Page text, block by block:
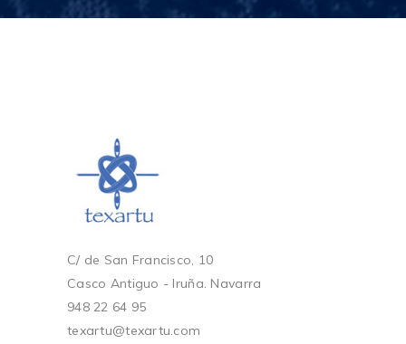
C/ de San Francisco, 10
Casco Antiguo - Iruña. Navarra
948 22 64 95
texartu@texartu.com